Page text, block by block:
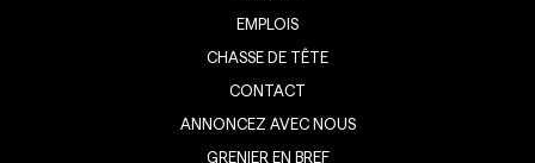
EMPLOIS
CHASSE DE TÊTE
CONTACT
ANNONCEZ AVEC NOUS
GRENIER EN BREF